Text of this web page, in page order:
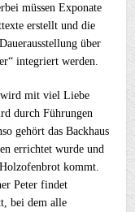
müssen Exponate
erstellt und die
über
integriert werden.
wird mit viel Liebe
durch Führungen
gehört das Backhaus
errichtet wurde und
kommt.
Peter findet
bei dem alle